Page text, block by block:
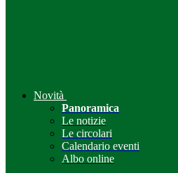
Novità
Panoramica
Le notizie
Le circolari
Calendario eventi
Albo online